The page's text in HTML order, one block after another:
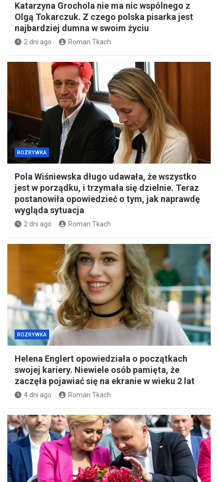
Katarzyna Grochola nie ma nic wspólnego z
Olgą Tokarczuk. Z czego polska pisarka jest
najbardziej dumna w swoim życiu
2 dni ago Roman Tkach
ROZRYWKA
Pola Wiśniewska długo udawała, że wszystko
jest w porządku, i trzymała się dzielnie. Teraz
postanowiła opowiedzieć o tym, jak naprawdę
wygląda sytuacja
2 dni ago Roman Tkach
ROZRYWKA
Helena Englert opowiedziała o początkach
swojej kariery. Niewiele osób pamięta, że
zaczęła pojawiać się na ekranie w wieku 2 lat
4 dni ago Roman Tkach